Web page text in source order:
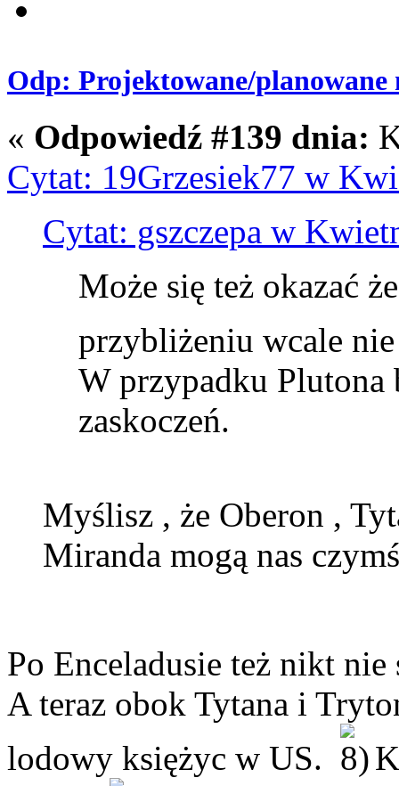
Odp: Projektowane/
« Odpowiedź #139 dnia:
Cytat: 19Grzesiek77 w
Cytat: gszczepa w
Może się też okazać
przybliżeniu wcale
W przypadku Plutona
zaskoczeń.
Myślisz , że Oberon ,
Miranda mogą nas
Po Enceladusie też nikt
A teraz obok Tytana i
lodowy księżyc w US.